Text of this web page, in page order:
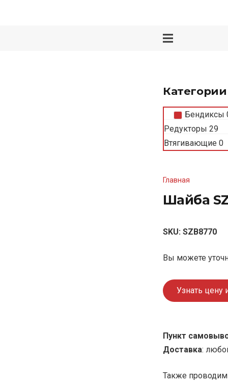
Бендиксы
Редукторы 29
Втягивающие 0
Главная
Шайба
SKU: SZB8770
Вы можете
Узнать цену
Пункт
Доставка:
Также проводим